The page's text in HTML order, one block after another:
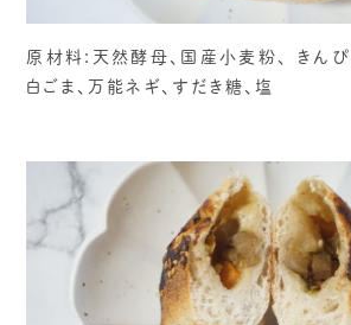
原材料:天然酵母、国産小麦粉、 きんぴ
白ごま、万能ネギ、すだき糖、塩